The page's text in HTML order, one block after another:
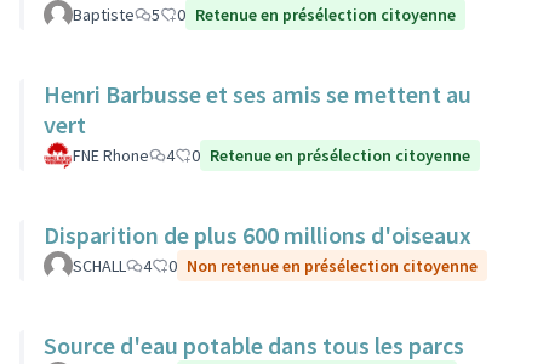
Baptiste 5 0 Retenue en présélection citoyenne
Henri Barbusse et ses amis se mettent au
vert
FNE Rhone 4 0 Retenue en présélection citoyenne
Disparition de plus 600 millions d'oiseaux
SCHALL 4 0 Non retenue en présélection citoyenne
Source d'eau potable dans tous les parcs